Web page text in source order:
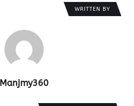
WRITTEN BY
Manjmy360